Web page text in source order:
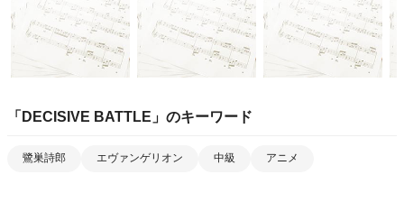
「 DECISIVE BATTLE 」のキーワード
鷺巣詩郎 エヴァンゲリオン 中級 アニメ